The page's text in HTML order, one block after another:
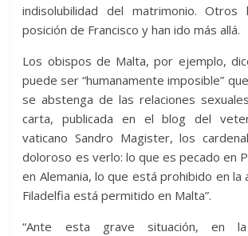
indisolubilidad del matrimonio.
posición de Francisco y han ido más allá.
Los obispos de Malta, por ejemplo,
puede ser “humanamente imposible”
se abstenga de las relaciones
carta, publicada en el blog del
vaticano Sandro Magister, los
doloroso es verlo: lo que es pecado en
en Alemania, lo que está prohibido en la
Filadelfia está permitido en Malta”.
“Ante esta grave situación, en